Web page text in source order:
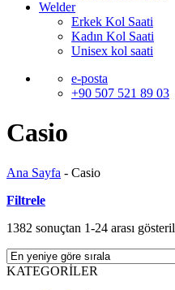
Welder
Erkek Kol Saati
Kadın Kol Saati
Unisex kol saati
e-posta
+90 507 521 89 03
Casio
Ana Sayfa - Casio
Filtrele
1382 sonuçtan 1-24 arası
KATEGORİLER